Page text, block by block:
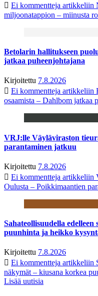
Ei kommentteja artikkeliin
miljoonatappion – miinusta
Betolarin hallitukseen
jatkaa puheenjohtajana
Kirjoitettu 7.8.2026
Ei kommentteja artikkeliin
osaamista – Dahlbom jatkaa
VRJ:lle Väyläviraston
parantaminen jatkuu
Kirjoitettu 7.8.2026
Ei kommentteja artikkeliin
Oulusta – Poikkimaantien
Sahateollisuudella
puunhinta ja heikko
Kirjoitettu 7.8.2026
Ei kommentteja artikkeliin
näkymät – kiusana korkea
Lisää uutisia